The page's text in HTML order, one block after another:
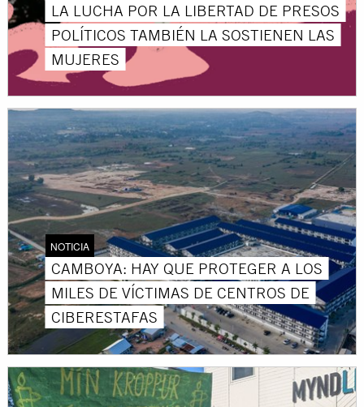
LA LUCHA POR LA LIBERTAD DE PRESOS
POLÍTICOS TAMBIÉN LA SOSTIENEN LAS
MUJERES
NOTICIA
CAMBOYA: HAY QUE PROTEGER A LOS
MILES DE VÍCTIMAS DE CENTROS DE
CIBERESTAFAS